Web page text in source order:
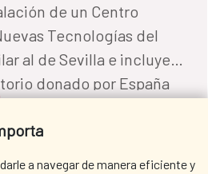
de un Centro
Tecnologías del
al de Sevilla e incluye
donado por España
a navegar de manera eficiente y